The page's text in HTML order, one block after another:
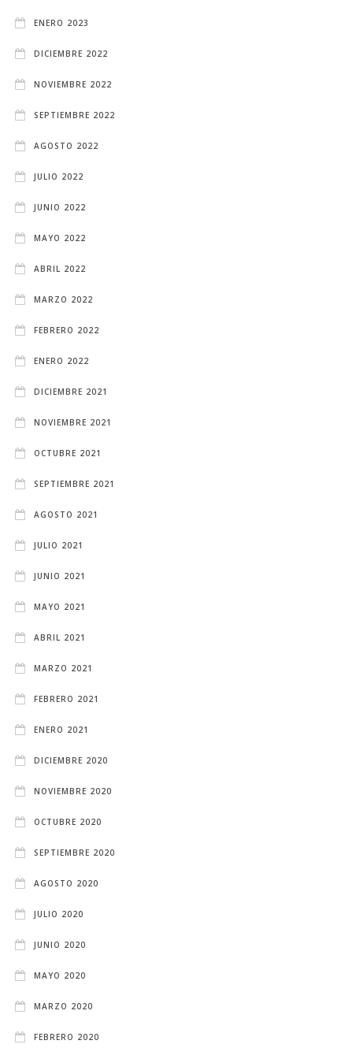
ENERO 2023
DICIEMBRE 2022
NOVIEMBRE 2022
SEPTIEMBRE 2022
AGOSTO 2022
JULIO 2022
JUNIO 2022
MAYO 2022
ABRIL 2022
MARZO 2022
FEBRERO 2022
ENERO 2022
DICIEMBRE 2021
NOVIEMBRE 2021
OCTUBRE 2021
SEPTIEMBRE 2021
AGOSTO 2021
JULIO 2021
JUNIO 2021
MAYO 2021
ABRIL 2021
MARZO 2021
FEBRERO 2021
ENERO 2021
DICIEMBRE 2020
NOVIEMBRE 2020
OCTUBRE 2020
SEPTIEMBRE 2020
AGOSTO 2020
JULIO 2020
JUNIO 2020
MAYO 2020
MARZO 2020
FEBRERO 2020